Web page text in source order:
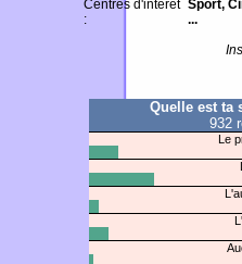
Centres d'intérêt
:
Sport,
...
Quelle est ta
932
Le